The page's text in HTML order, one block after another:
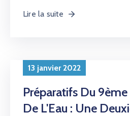
Lire la suite
13 janvier 2022
Préparatifs Du
De L'Eau : Une